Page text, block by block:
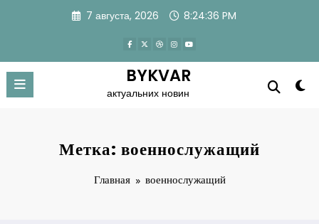
7 августа, 2026 8:24:36 PM
BYKVAR
актуальних новин
Метка: военнослужащий
Главная военнослужащий